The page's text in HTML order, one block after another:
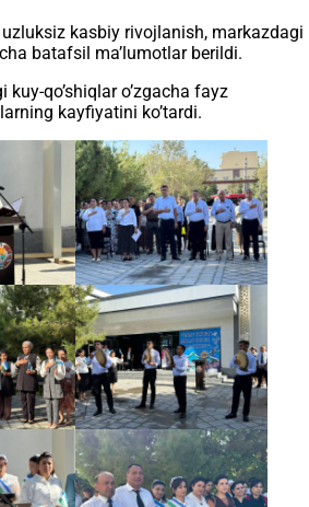
kasbiy rivojlanish, markazdagi
batafsil ma’lumotlar berildi.
qo’shiqlar o’zgacha fayz
kayfiyatini ko’tardi.